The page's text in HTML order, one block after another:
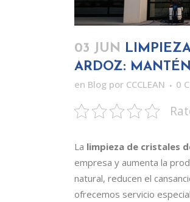
03 JUN
ARDOZ:
en Blog por CCCLEAN 0
La limpieza de cristales
empresa y aumenta la
natural, reducen el
ofrecemos servicio